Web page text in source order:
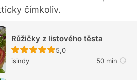
čímkoliv.
Růžičky z listového těsta
Recept ještě nebyl
5,0
isindy
50 min